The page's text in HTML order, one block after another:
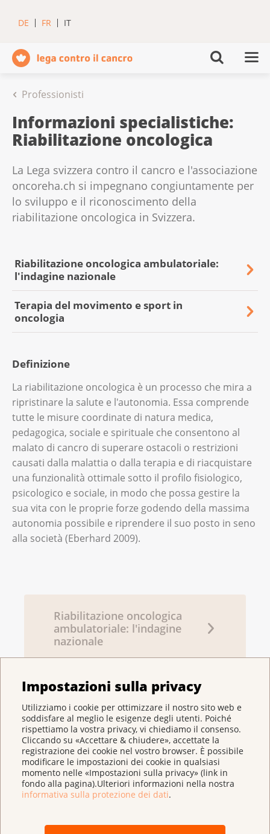
Impostazioni sulla privacy
Utilizziamo i cookie per ottimizzare il nostro sito web e
soddisfare al meglio le esigenze degli utenti. Poiché
rispettiamo la vostra privacy, vi chiediamo il consenso.
Cliccando su «Accettare & chiudere», accettate la
registrazione dei cookie nel vostro browser. È possibile
modificare le impostazioni dei cookie in qualsiasi
momento nelle «Impostazioni sulla privacy» (link in
fondo alla pagina).Ulteriori informazioni nella nostra
informativa sulla protezione dei dati.
DE FR IT
Professionisti
Informazioni specialistiche:
Riabilitazione oncologica
La Lega svizzera contro il cancro e l'associazione
oncoreha.ch si impegnano congiuntamente per
lo sviluppo e il riconoscimento della
riabilitazione oncologica in Svizzera.
Riabilitazione oncologica ambulatoriale:
l'indagine nazionale
Terapia del movimento e sport in
oncologia
Definizione
La riabilitazione oncologica è un processo che mira a
ripristinare la salute e l'autonomia. Essa comprende
tutte le misure coordinate di natura medica,
pedagogica, sociale e spirituale che consentono al
malato di cancro di superare ostacoli o restrizioni
causati dalla malattia o dalla terapia e di riacquistare
una funzionalità ottimale sotto il profilo fisiologico,
psicologico e sociale, in modo che possa gestire la
sua vita con le proprie forze godendo della massima
autonomia possibile e riprendere il suo posto in seno
alla società (Eberhard 2009).
Riabilitazione oncologica
ambulatoriale: l'indagine
nazionale
sport in oncologia
Sito internet oncoreha.ch
Vivere con e dopo il cancro – Riabilitazione